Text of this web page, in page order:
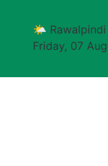
🌤 Rawalpindi
Friday, 07